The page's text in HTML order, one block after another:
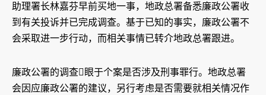
助理署长林嘉芬早前买地一事，地政总署备悉廉政公署收
到有关投诉并已完成调查。基于已知的事实，廉政公署不
会采取进一步行动，而相关事情已转介地政总署跟进。
廉政公署的调查眼于个案是否涉及刑事罪行。地政总署
会因应廉政公署的建议，另行考虑是否需要就相关情况作